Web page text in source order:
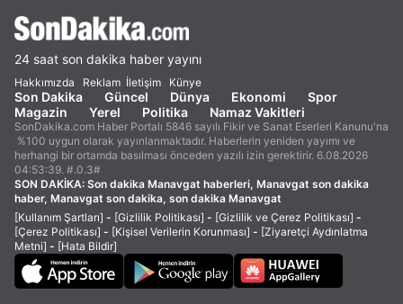
24 saat son dakika haber yayını
Hakkımızda Reklam İletişim Künye
Son Dakika Güncel Dünya Ekonomi
Spor
Magazin
Yerel Politika Namaz Vakitleri
SonDakika.com Haber Portalı 5846 sayılı Fikir ve Sanat Eserleri Kanunu'na
%100 uygun olarak yayınlanmaktadır. Haberlerin yeniden yayımı ve
herhangi bir ortamda basılması önceden yazılı izin gerektirir. 6.08.2026
04:53:39. #.0.3#
SON DAKİKA: Son dakika Manavgat haberleri, Manavgat son dakika
haber, Manavgat son dakika, son dakika Manavgat
[Kullanım Şartları] - [Gizlilik Politikası] - [Gizlilik ve Çerez Politikası] -
[Çerez Politikası] - [Kişisel Verilerin Korunması] - [Ziyaretçi Aydınlatma
Metni] - [Hata Bildir]